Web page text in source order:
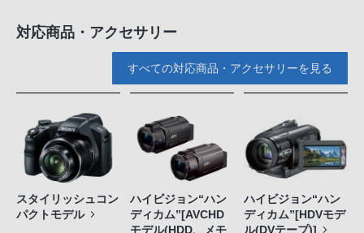
対応商品・アクセサリー
すべての対応商品・アクセサリーを見る
スタイリッシュコン
パクトモデル
ハイビジョン“ハン
ディカム”[AVCHD
モデル(HDD、メモ
ハイビジョン“ハン
ディカム”[HDVモデ
ル(DVテープ)]